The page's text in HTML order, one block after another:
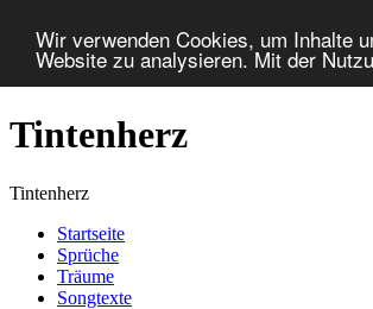
Wir verwenden Cookies, um Inhalte
Website zu analysieren. Mit der
Tintenherz
Tintenherz
Startseite
Sprüche
Träume
Songtexte